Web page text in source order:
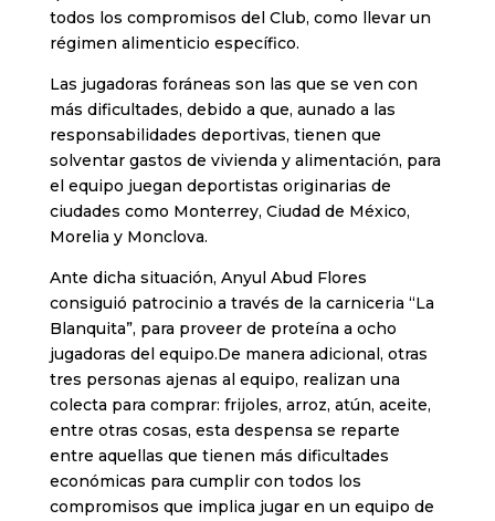
todos los compromisos del Club, como llevar un
régimen alimenticio específico.
Las jugadoras foráneas son las que se ven con
más dificultades, debido a que, aunado a las
responsabilidades deportivas, tienen que
solventar gastos de vivienda y alimentación, para
el equipo juegan deportistas originarias de
ciudades como Monterrey, Ciudad de México,
Morelia y Monclova.
Ante dicha situación, Anyul Abud Flores
consiguió patrocinio a través de la carniceria “La
Blanquita”, para proveer de proteína a ocho
jugadoras del equipo.De manera adicional, otras
tres personas ajenas al equipo, realizan una
colecta para comprar: frijoles, arroz, atún, aceite,
entre otras cosas, esta despensa se reparte
entre aquellas que tienen más dificultades
económicas para cumplir con todos los
compromisos que implica jugar en un equipo de